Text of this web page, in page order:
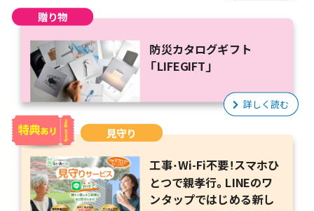
防災カタログギフト
「LIFEGIFT」
贈り物
詳しく読む
工事・Wi-Fi不要！スマホひ
とつで親孝行。LINEのワ
ンタップではじめる新し
見守り